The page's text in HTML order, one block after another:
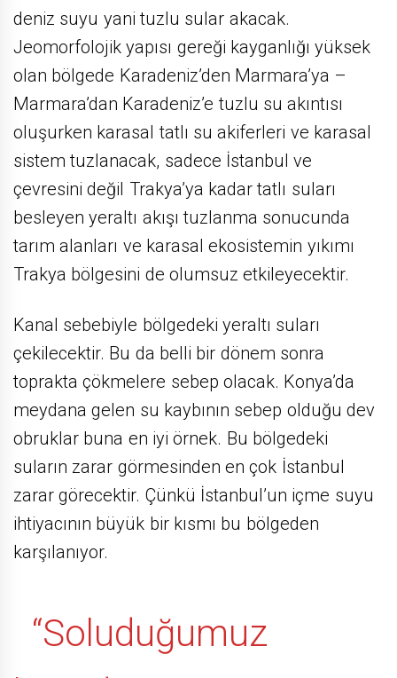
deniz suyu yani tuzlu sular akacak.
Jeomorfolojik yapısı gereği kayganlığı yüksek
olan bölgede Karadeniz’den Marmara’ya –
Marmara’dan Karadeniz’e tuzlu su akıntısı
oluşurken karasal tatlı su akiferleri ve karasal
sistem tuzlanacak, sadece İstanbul ve
çevresini değil Trakya’ya kadar tatlı suları
besleyen yeraltı akışı tuzlanma sonucunda
tarım alanları ve karasal ekosistemin yıkımı
Trakya bölgesini de olumsuz etkileyecektir.
Kanal sebebiyle bölgedeki yeraltı suları
çekilecektir. Bu da belli bir dönem sonra
toprakta çökmelere sebep olacak. Konya’da
meydana gelen su kaybının sebep olduğu dev
obruklar buna en iyi örnek. Bu bölgedeki
suların zarar görmesinden en çok İstanbul
zarar görecektir. Çünkü İstanbul’un içme suyu
ihtiyacının büyük bir kısmı bu bölgeden
karşılanıyor.
“Soluduğumuz